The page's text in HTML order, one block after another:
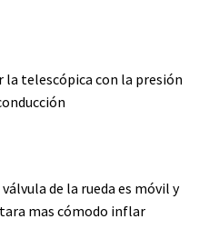
telescópica con la presión
de la rueda es móvil y
mas cómodo inflar